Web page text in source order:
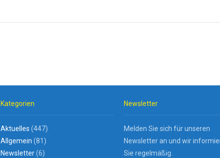
Kategorien
Aktuelles (447)
Allgemein (81)
Newsletter(6)
Newsletter
Melden Sie sich für unseren
Newsletter an und wir
Sie regelmäßig.